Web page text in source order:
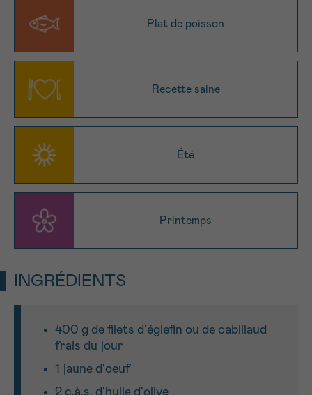
Plat de poisson
Recette saine
Été
Printemps
INGRÉDIENTS
400 g de filets d'églefin ou de cabillaud
frais du jour
1 jaune d'oeuf
2 c.à.s. d'huile d'olive
VOTRE QUESTION
J’accepte lesconditions d’utilisations
*CHAMP OBLIGATOIRE
Envoyer